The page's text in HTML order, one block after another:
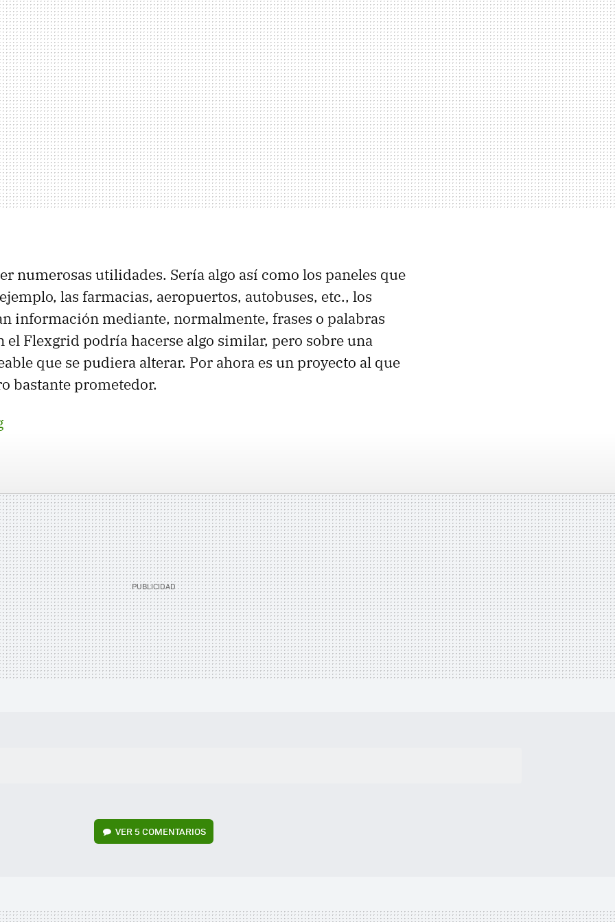
numerosas utilidades. Sería algo así como los paneles que
las farmacias, aeropuertos, autobuses, etc., los
información mediante, normalmente, frases o palabras
el Flexgrid podría hacerse algo similar, pero sobre una
que se pudiera alterar. Por ahora es un proyecto al que
bastante prometedor.
VER5 COMENTARIOS